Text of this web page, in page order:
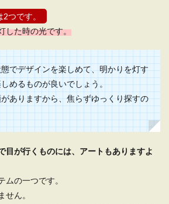
つです。
した時の光です。
でデザインを楽しめて、明かりを灯す
めるものが良いでしょう。
ありますから、焦らずゆっくり探すの
目が行くものには、アートもありますよ
ムの一つです。
ん。